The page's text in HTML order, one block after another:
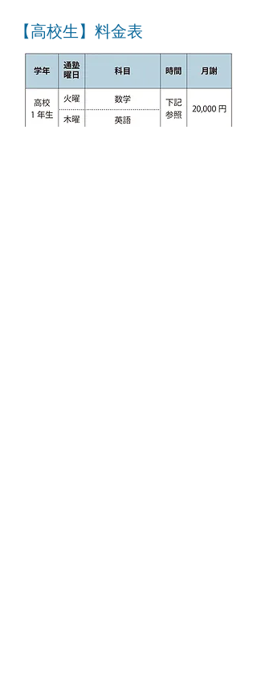
【高校生】料金表